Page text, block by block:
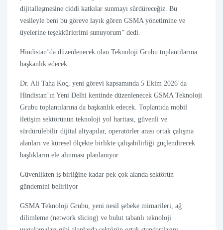
dijitalleşmesine ciddi katkılar sunmayı sürdüreceğiz. Bu
vesileyle beni bu göreve layık gören GSMA yönetimine ve
üyelerine teşekkürlerimi sunuyorum” dedi.
Hindistan’da düzenlenecek olan Teknoloji Grubu toplantılarına
başkanlık edecek
Dr. Ali Taha Koç, yeni görevi kapsamında 5 Ekim 2026’da
Hindistan’ın Yeni Delhi kentinde düzenlenecek GSMA Teknoloji
Grubu toplantılarına da başkanlık edecek. Toplantıda mobil
iletişim sektörünün teknoloji yol haritası, güvenli ve
sürdürülebilir dijital altyapılar, operatörler arası ortak çalışma
alanları ve küresel ölçekte birlikte çalışabilirliği güçlendirecek
başlıkların ele alınması planlanıyor.
Güvenlikten iş birliğine kadar pek çok alanda sektörün
gündemini belirliyor
GSMA Teknoloji Grubu, yeni nesil şebeke mimarileri, ağ
dilimleme (network slicing) ve bulut tabanlı teknoloji